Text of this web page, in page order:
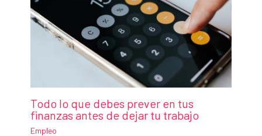
Todo lo que debes prever en tus
finanzas antes de dejar tu trabajo
Empleo